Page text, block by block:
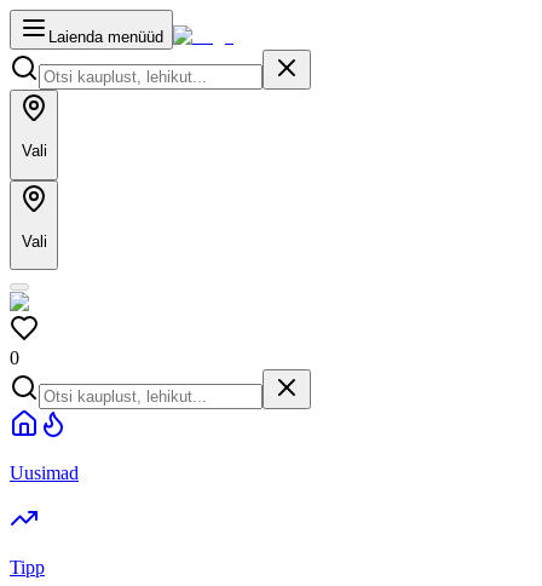
Laienda menüüd
Vali
Vali
0
Uusimad
Tipp